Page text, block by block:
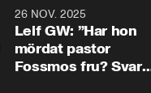
26 NOV. 2025
Leif GW: ”Har hon
mördat pastor
Fossmos fru? Svar